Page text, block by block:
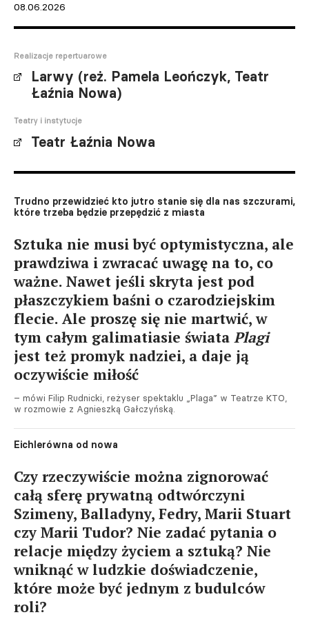
08.06.2026
Realizacje repertuarowe
Larwy (reż. Pamela Leończyk, Teatr
Łaźnia Nowa)
Teatry i instytucje
Teatr Łaźnia Nowa
Trudno przewidzieć kto jutro stanie się dla nas szczurami,
które trzeba będzie przepędzić z miasta
Sztuka nie musi być optymistyczna, ale
prawdziwa i zwracać uwagę na to, co
ważne. Nawet jeśli skryta jest pod
płaszczykiem baśni o czarodziejskim
flecie. Ale proszę się nie martwić, w
tym całym galimatiasie świata Plagi
jest też promyk nadziei, a daje ją
oczywiście miłość
– mówi Filip Rudnicki, reżyser spektaklu „Plaga” w Teatrze KTO,
w rozmowie z Agnieszką Gałczyńską.
Eichlerówna od nowa
Czy rzeczywiście można zignorować
całą sferę prywatną odtwórczyni
Szimeny, Balladyny, Fedry, Marii Stuart
czy Marii Tudor? Nie zadać pytania o
relacje między życiem a sztuką? Nie
wniknąć w ludzkie doświadczenie,
które może być jednym z budulców
roli?